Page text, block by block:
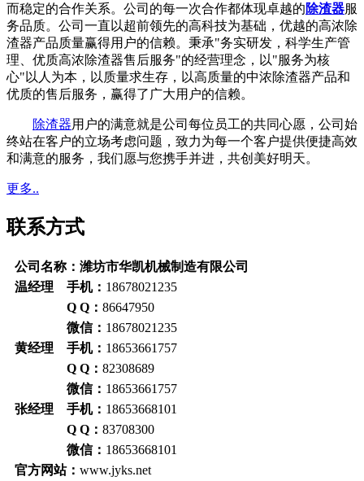
而稳定的合作关系。公司的每一次合作都体现卓越的除渣器服
务品质。公司一直以超前领先的高科技为基础，优越的高浓除
渣器产品质量赢得用户的信赖。秉承"务实研发，科学生产管
理、优质高浓除渣器售后服务"的经营理念，以"服务为核
心"以人为本，以质量求生存，以高质量的中浓除渣器产品和
优质的售后服务，赢得了广大用户的信赖。
除渣器用户的满意就是公司每位员工的共同心愿，公司始
终站在客户的立场考虑问题，致力为每一个客户提供便捷高效
和满意的服务，我们愿与您携手并进，共创美好明天。
更多..
联系方式
公司名称：潍坊市华凯机械制造有限公司
温经理 手机： 18678021235
Q Q： 86647950
微信： 18678021235
黄经理 手机： 18653661757
Q Q： 82308689
微信： 18653661757
张经理 手机： 18653668101
Q Q： 83708300
微信： 18653668101
官方网站： www.jyks.net